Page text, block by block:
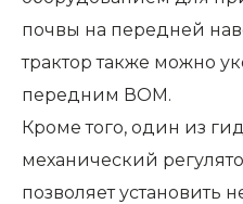
почвы на передней
трактор также можно
передним ВОМ.
Кроме того, один из
механический
позволяет установить